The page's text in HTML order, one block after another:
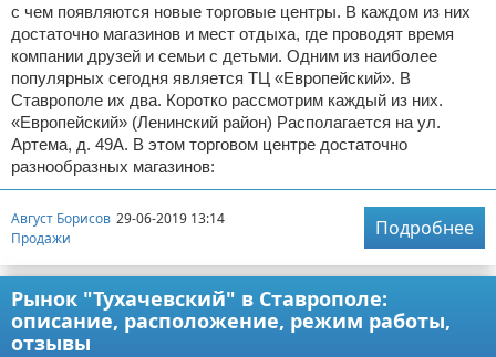
с чем появляются новые торговые центры. В каждом из них
достаточно магазинов и мест отдыха, где проводят время
компании друзей и семьи с детьми. Одним из наиболее
популярных сегодня является ТЦ «Европейский». В
Ставрополе их два. Коротко рассмотрим каждый из них.
«Европейский» (Ленинский район) Располагается на ул.
Артема, д. 49А. В этом торговом центре достаточно
разнообразных магазинов:
Август Борисов 29-06-2019 13:14
Продажи
Подробнее
Рынок "Тухачевский" в Ставрополе:
описание, расположение, режим работы,
отзывы